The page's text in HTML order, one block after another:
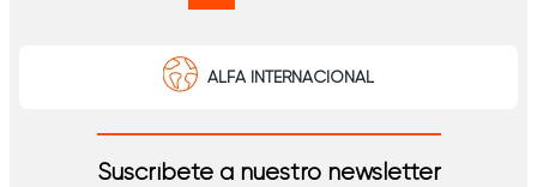
ALFA INTERNACIONAL
Suscríbete a nuestro newsletter